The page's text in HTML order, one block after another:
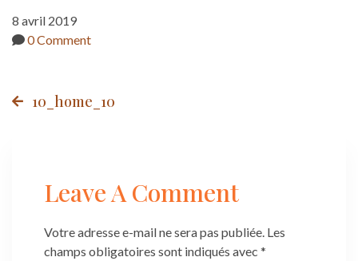
8 avril 2019
0 Comment
Post
10_home_10
Leave A Comment
Votre adresse e-mail ne sera pas publiée. Les
champs obligatoires sont indiqués avec *